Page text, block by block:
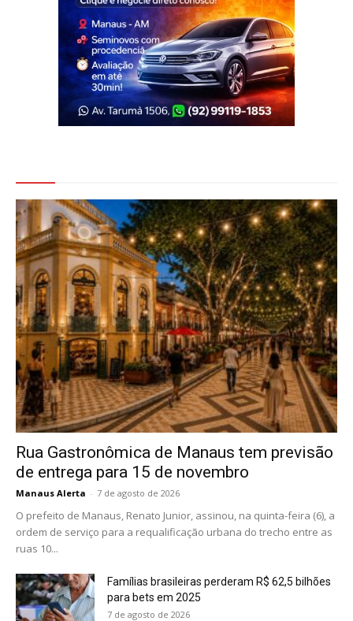
Rua Gastronômica de Manaus tem previsão
de entrega para 15 de novembro
Manaus Alerta - 7 de agosto de 2026
O prefeito de Manaus, Renato Junior, assinou, na quinta-feira (6), a
ordem de serviço para a requalificação urbana do trecho entre as
ruas 10...
Famílias brasileiras perderam R$ 62,5 bilhões
para bets em 2025
7 de agosto de 2026